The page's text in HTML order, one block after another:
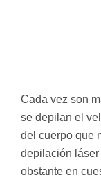
Cada vez son
se depilan el
del cuerpo que
depilación
obstante en